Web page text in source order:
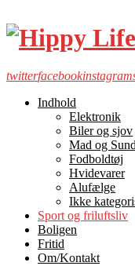
twitterfacebookinstagram
Indhold
Elektronik
Biler og sjov
Mad og
Fodboldtøj
Hvidevarer
Alufælge
Ikke
Sport og friluftsliv
Boligen
Fritid
Om/Kontakt